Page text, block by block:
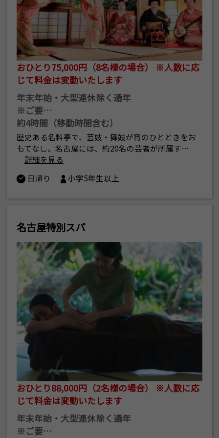
おひとり75,000円（8名様の場合） ※人数に応
じて料金は変動いたします
年末年始・大型連休除く通年
※ご要…
約4時間（移動時間含む）
歴史ある名料亭で、芸妓・舞妓が宵のひとときをお
もてなし。名古屋には、約20名の芸者が所属す…
詳細を見る
日帰り
小学5年生以上
名古屋特別スパ
おひとり88,000円（2名様の場合） ※人数に応
じて料金は変動いたします
年末年始・大型連休除く通年
※ご要…